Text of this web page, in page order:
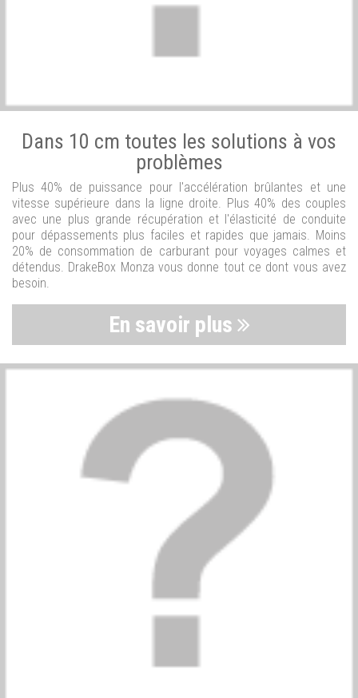
Dans 10 cm toutes les solutions à vos
problèmes
Plus 40% de puissance pour l'accélération brûlantes et une
vitesse supérieure dans la ligne droite. Plus 40% des couples
avec une plus grande récupération et l'élasticité de conduite
pour dépassements plus faciles et rapides que jamais. Moins
20% de consommation de carburant pour voyages calmes et
détendus. DrakeBox Monza vous donne tout ce dont vous avez
besoin.
En savoir plus